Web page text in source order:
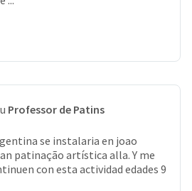
Professor de Patins
se instalaria en joao
patinação artística alla. Y me
con esta actividad edades 9